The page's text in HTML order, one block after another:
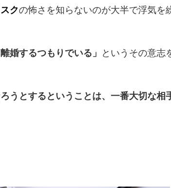
クの怖さを知らないのが大半で浮気を
婚するつもりでいる」 というその意志
とするということは、一番大切な相